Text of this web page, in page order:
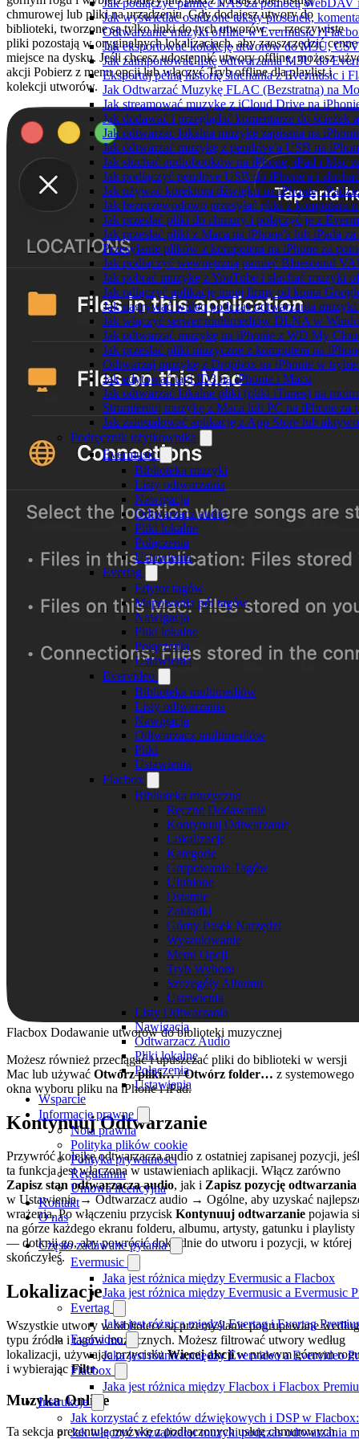
Jak podłączyć pamięć NAS za pomocą
Jak wyświetlać osadzone teksty piosenek,
Odtwarzanie muzyki offline w Evermusic i
Jak eksportować kolekcję utworów do M3U,
Jak zaimportować listę odtwarzania M3U do
Eksportuj pełną historię słuchania z Evermusic i
Jak Odtwarzać Muzykę FLAC (Bezstratną) na
Jak streamować muzykę z iCloud Drive na
Jak dodawać i przeglądać komentarze do
Jak odtwarzac lokalna muzyke zapisana na
Jak odtwarzać muzykę z pendrive'a USB na
Jak słuchać audiobooków na iPhone, iPad i Mac
Jak podłączyć pendrive USB do iPhone'a i
Jak używać korektora dźwięku na iPhonie,
Jak bezprzewodowo przesyłać pliki z komputera
Jak przesłać pliki do chmury i połączyć je z
Jak przesłać pliki z Maca na iPhone'a lub iPada
Przesyłanie plików z komputera na iPhone za
Jak podłączyć wewnętrzną pamięć Bluesound
Jak pobrać muzykę z YouTube i słuchać muzyki
Jak odłączyć aplikację innej firmy od konta
Jak nagrywać wideo podczas odtwarzania
Jak włączyć serwer multimediów DLNA w
Jak odtwarzać muzykę na iPhonie z WD My
Jak przesłać pliki muzyczne z komputera na
Odtwarzaj muzykę z Dropbox na iPhonie w
Jak edytować tagi ID3 na iPhonie i Macu
Jak odtwarzać lokalne pliki (pliki iTunes) na
Strumieniuj muzykę z Maca lub PC na iPhone za
Jak zainstalować aplikację z App Store lub
Podręcznik użytkownika
Evermusic
Biblioteka muzyki
Listy odtwarzania
Nawigacja
Odtwarzacz audio
Pliki lokalne
Połączenia
Ustawienia
Evertag
Edytor tagów
Mapowania pól tagów
Nawigacja
Pliki lokalne
Połączenia
Ustawienia
Evervideo
Biblioteka multimediów
Listy odtwarzania
Nawigacja
Odtwarzacz multimediów
Pliki
Ustawienia
Flacbox
Biblioteka muzyczna
Ręczne Dodawanie
Kontynuuj Odtwarzanie
Lokalizacje
Kategorie
Grupowanie Tagów
Ulubione
Ostatnie
Zakładki
Górny Pasek Narzędzi
Wyszukiwanie
Menu Opcji
Tryb Wyboru
Szczegóły Albumu
Ustawienia
Listy Odtwarzania
Nawigacja
Odtwarzacz Audio
Pliki lokalne
Połączenia
Ustawienia
Wsparcie
Informacje prawne
Nota prawna
Polityka plików cookie
Polityka prywatności
Regulamin
Umowa licencyjna
Kontakt
O nas
Często zadawane pytania
Evermusic
Jaka jest różnica między Evermusic a Flacbox
Jaka jest różnica między Evermusic a Evermusic
Evertag
Jaka jest różnica między Evertag i Evertag
Evervideo
Jaka jest różnica między Evervideo a Evervideo
Flacbox
Jaka jest różnica między Flacbox i Flacbox
Instrukcje
Jak korzystać z efektów dźwiękowych i DSP w
Jak włączyć wizualizator muzyki podczas odtwarzania
chmurowej lub pliki na urządzeniu. Gdy dodajesz utwory do
biblioteki, tworzone są tylko linki do tych utworów — rzeczywiste
pliki pozostają w oryginalnych lokalizacjach, aby zaoszczędzić cenne
miejsce na dysku. Jeśli chcesz udostępnić utwory offline, możesz
akcji Pobierz z menu opcji lub włączyć Tryb offline dla playlist i
kolekcji utworów.
Flacbox Dodawanie utworów do biblioteki muzycznej
Możesz również przeciągać i upuszczać pliki do biblioteki w wersji
Mac lub używać Otwórz pliki…/Otwórz folder… z systemowego
okna wyboru pliku na iPhone i iPad.
Kontynuuj Odtwarzanie
Przywróć kolejkę odtwarzacza audio z ostatniej zapisanej pozycji,
ta funkcja jest włączona w ustawieniach aplikacji. Włącz zarówno
Zapisz stan odtwarzacza audio, jak i Zapisz pozycję odtwarzania
w Ustawienia → Odtwarzacz audio → Ogólne, aby uzyskać
wrażenia. Po włączeniu przycisk Kontynuuj odtwarzanie pojawia
na górze każdego ekranu folderu, albumu, artysty, gatunku i playlisty
— dotknij go, aby powrócić dokładnie do utworu i pozycji, w której
skończyłeś.
Lokalizacje
Wszystkie utwory w bibliotece są przemyślanie pogrupowane według
typu źródła i tagów muzycznych. Możesz filtrować utwory według
lokalizacji, używając przyciskuWięcej akcjiw prawym górnym
i wybierającFiltr.
Muzyka Online
Ta sekcja prezentuje muzykę z podłączonych usług chmurowych.